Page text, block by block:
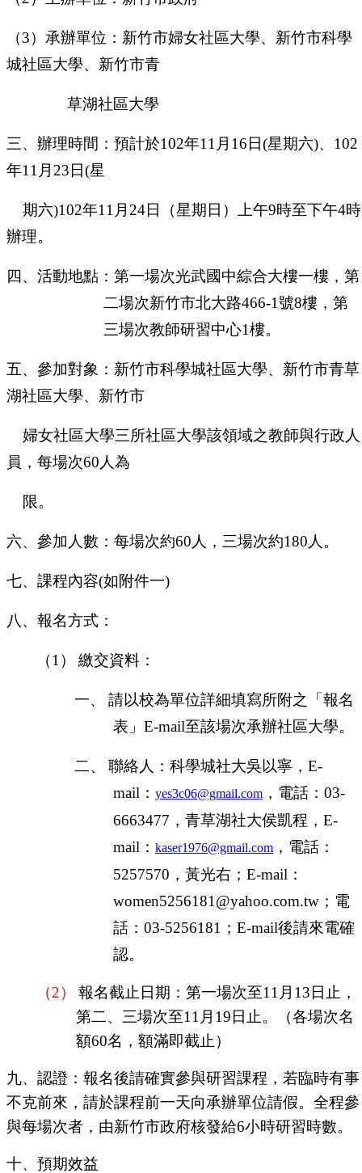
（3） 承辦單位：新竹市婦女社區大學、新竹市科學
城社區大學、新竹市青
草湖社區大學
三、辦理時間：預計於102年11 月 16 日(星期六)、 102
年11 月 23 日(星
期六)102年11 月 24日（星期日）上午9時至下午4時
辦理。
四、活動地點：第一場次光武國中綜合大樓一樓，第
二場次新竹市北大路466-1號8樓，第
三場次教師研習中心1樓。
五、參加對象：新竹市科學城社區大學、新竹市青草
湖社區大學、新竹市
婦女社區大學三所社區大學該領域之教師與行政人
員，每場次60 人為
限。
六、參加人數：每場次約60 人，三場次約180 人。
七、課程內容(如附件一)
八、報名方式：
（1） 繳交資料：
一、
請以校為單位詳細填寫所附之「報名
表」 E-mail至該場次承辦社區大學。
二、 聯絡人：科學城社大吳以寧， E-
mail ： yes3c06@gmail.com ，電話： 03-
6663477 ，青草湖社大侯凱程， E-
mail ： kaser1976@gmail.com ，電話：
5257570 ，黃光右 ； E-mail ：
women5256181@yahoo.com.tw ； 電
話： 03-5256181 ； E-mail後請來電確
認。
（2） 報名截止日期：第一場次至11 月 13 日 止，
第二、三場次至11 月 19 日 止。（各場次名
額60名，額滿即截止）
九、 認證： 報名後請確實參與研習課程，若臨時有事
不克前來，請於課程前一天向承辦單位請假。全程參
與每場次者，由新竹市政府核發給6小時研習時數。
十、預期效益